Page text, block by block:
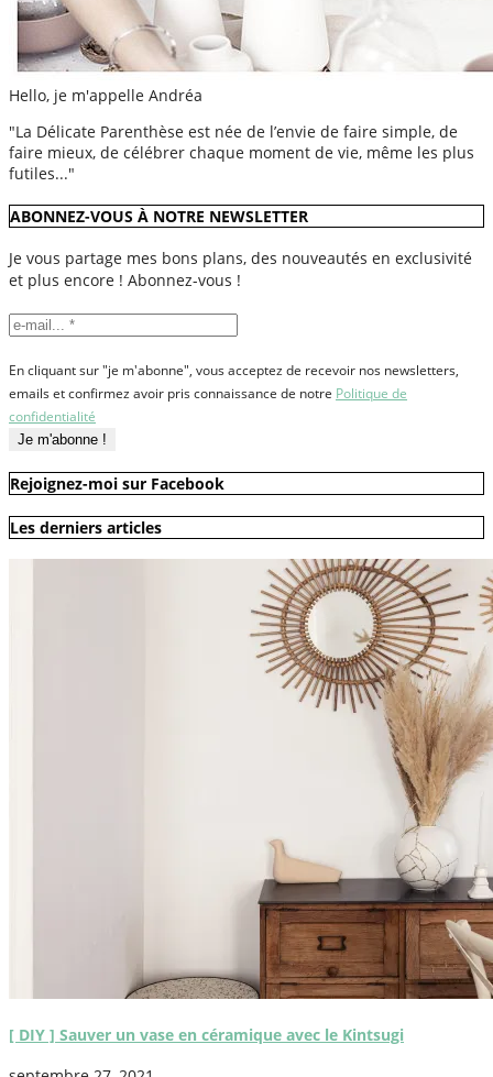
Hello, je m'appelle Andréa
"La Délicate Parenthèse est née de l’envie de faire simple, de
faire mieux, de célébrer chaque moment de vie, même les plus
futiles..."
ABONNEZ-VOUS À NOTRE NEWSLETTER
Je vous partage mes bons plans, des nouveautés en exclusivité
et plus encore ! Abonnez-vous !
En cliquant sur "je m'abonne", vous acceptez de recevoir nos newsletters,
emails et confirmez avoir pris connaissance de notre Politique de
confidentialité
Rejoignez-moi sur Facebook
Les derniers articles
[ DIY ] Sauver un vase en céramique avec le Kintsugi